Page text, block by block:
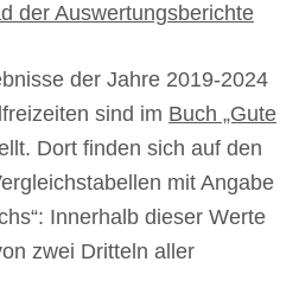
der Auswertungsberichte
der Jahre 2019-2024
sind im Buch „Gute
Dort finden sich auf den
mit Angabe
Innerhalb dieser Werte
zwei Dritteln aller